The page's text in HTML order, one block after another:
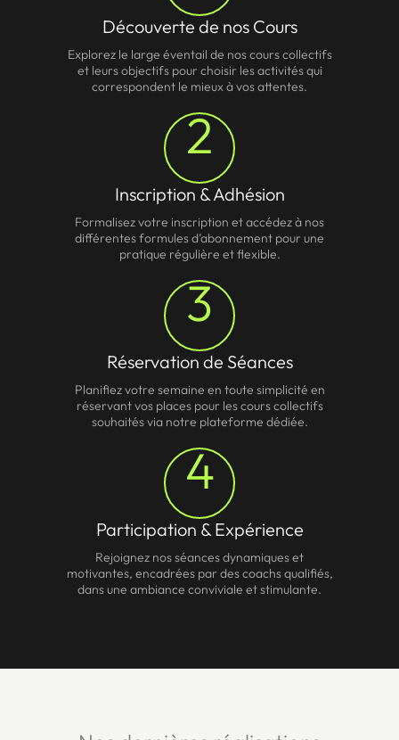
Découverte de nos Cours
Explorez le large éventail de nos cours collectifs
et leurs objectifs pour choisir les activités qui
correspondent le mieux à vos attentes.
2
Inscription & Adhésion
Formalisez votre inscription et accédez à nos
différentes formules d’abonnement pour une
pratique régulière et flexible.
3
Réservation de Séances
Planifiez votre semaine en toute simplicité en
réservant vos places pour les cours collectifs
souhaités via notre plateforme dédiée.
4
Participation & Expérience
Rejoignez nos séances dynamiques et
motivantes, encadrées par des coachs qualifiés,
dans une ambiance conviviale et stimulante.